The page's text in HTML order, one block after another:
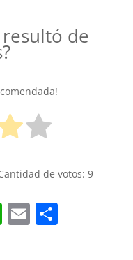
de
de votos:9
W
h
E
m